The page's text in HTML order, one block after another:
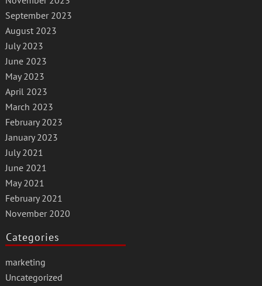
September 2023
August 2023
July 2023
June 2023
May 2023
April 2023
March 2023
February 2023
January 2023
July 2021
June 2021
May 2021
February 2021
November 2020
Categories
marketing
Uncategorized